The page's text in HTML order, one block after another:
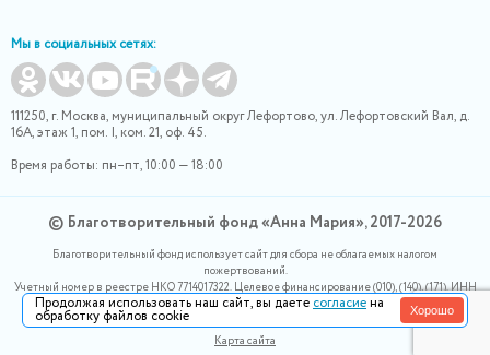
Мы в социальных сетях:
111250, г. Москва, муниципальный округ Лефортово, ул. Лефортовский Вал, д.
16А, этаж 1, пом. I, ком. 21, оф. 45.
Время работы: пн–пт, 10:00 — 18:00
© Благотворительный фонд «Анна Мария», 2017-2026
Благотворительный фонд использует сайт для сбора не облагаемых налогом
пожертвований.
Учетный номер в реестре НКО 7714017322. Целевое финансирование (010), (140), (171). ИНН
0400007265, ОГРН 1180400000220. Номер в реестре Роскомнадзора 77-24-166339
Политика конфидециальности
Карта сайта
Продолжая использовать наш сайт, вы даете согласиена
обработку файлов cookie Хорошо